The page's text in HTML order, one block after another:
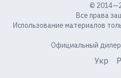
©
Все права
Использование материалов
Официальный
Укр